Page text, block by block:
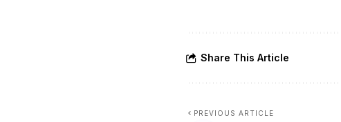
Share This Article
PREVIOUS ARTICLE